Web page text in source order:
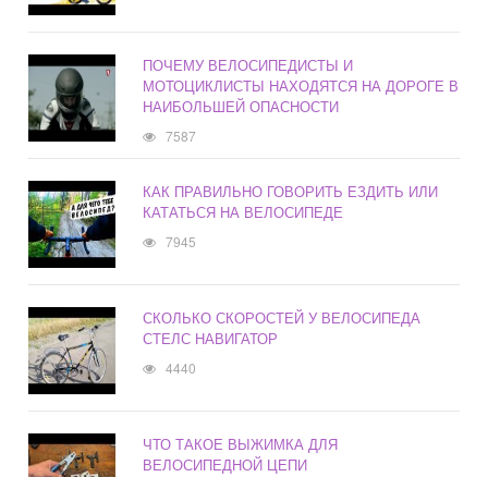
ПОЧЕМУ ВЕЛОСИПЕДИСТЫ И
МОТОЦИКЛИСТЫ НАХОДЯТСЯ НА ДОРОГЕ В
НАИБОЛЬШЕЙ ОПАСНОСТИ
7587
КАК ПРАВИЛЬНО ГОВОРИТЬ ЕЗДИТЬ ИЛИ
КАТАТЬСЯ НА ВЕЛОСИПЕДЕ
7945
СКОЛЬКО СКОРОСТЕЙ У ВЕЛОСИПЕДА
СТЕЛС НАВИГАТОР
4440
ЧТО ТАКОЕ ВЫЖИМКА ДЛЯ
ВЕЛОСИПЕДНОЙ ЦЕПИ